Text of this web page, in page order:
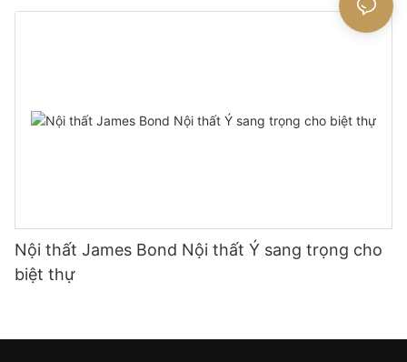
Nội thất James Bond Nội thất Ý sang trọng cho
biệt thự